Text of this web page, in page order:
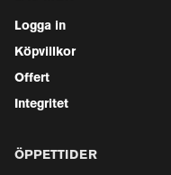
Logga in
Köpvillkor
Offert
Integritet
ÖPPETTIDER